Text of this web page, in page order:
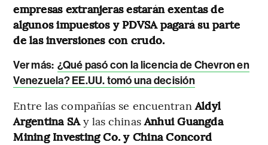
empresas extranjeras estarán exentas de
algunos impuestos y PDVSA pagará su parte
de las inversiones con crudo.
Ver más: ¿Qué pasó con la licencia de Chevron en
Venezuela? EE.UU. tomó una decisión
Entre las compañías se encuentranAldyl
Argentina SAy las chinasAnhui Guangda
Mining Investing Co. y China Concord